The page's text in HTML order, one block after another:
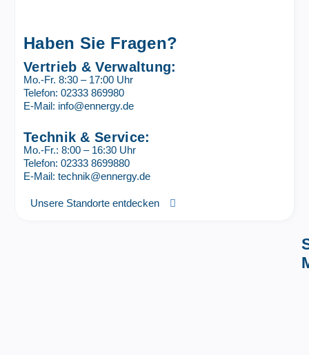
Haben Sie Fragen?
Vertrieb & Verwaltung:
Mo.-Fr. 8:30 – 17:00 Uhr
Telefon: 02333 869980
E-Mail: info@ennergy.de
Technik & Service:
Mo.-Fr.: 8:00 – 16:30 Uhr
Telefon: 02333 8699880
E-Mail: technik@ennergy.de
Unsere Standorte entdecken